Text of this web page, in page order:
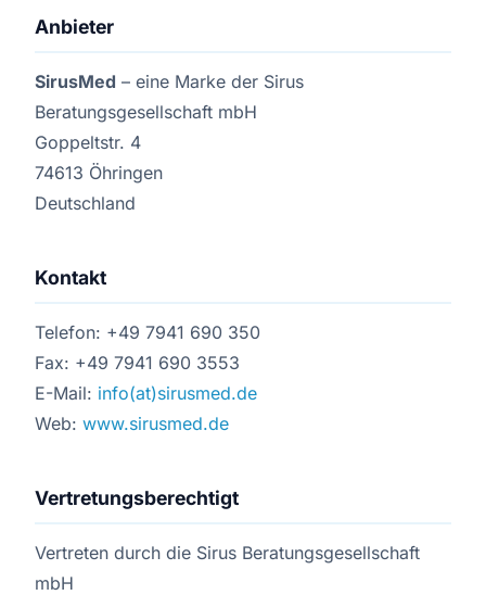
Anbieter
SirusMed – eine Marke der Sirus
Beratungsgesellschaft mbH
Goppeltstr. 4
74613 Öhringen
Deutschland
Kontakt
Telefon: +49 7941 690 350
Fax: +49 7941 690 3553
E-Mail: info(at)sirusmed.de
Web: www.sirusmed.de
Vertretungsberechtigt
Vertreten durch die Sirus Beratungsgesellschaft
mbH